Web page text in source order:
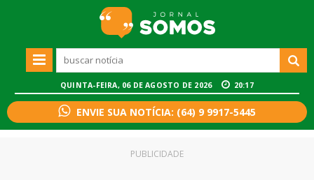
QUINTA-FEIRA, 06 DE AGOSTO DE 2026 20:17
ENVIE SUA NOTÍCIA: (64) 9 9917-5445
PUBLICIDADE